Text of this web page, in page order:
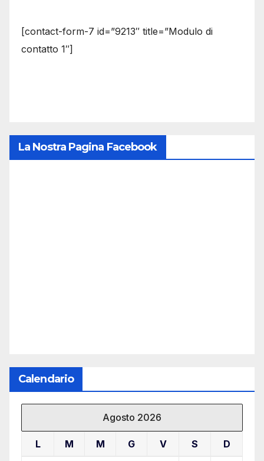
[contact-form-7 id=”9213″ title=”Modulo di
contatto 1″]
La Nostra Pagina Facebook
Calendario
Agosto 2026
L M M G V S D